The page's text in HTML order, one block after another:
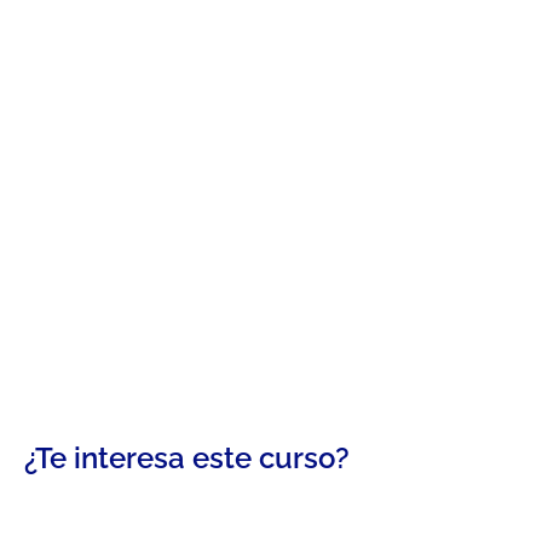
¿Te interesa este curso?